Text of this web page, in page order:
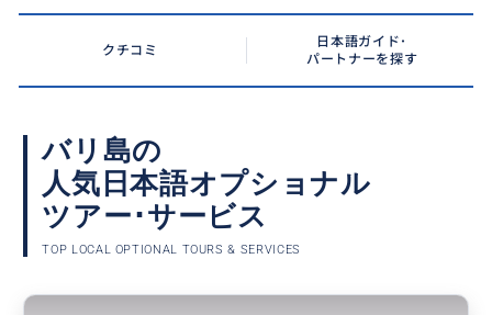
クチコミ
日本語ガイド･
パートナーを探す
バリ島の
人気日本語オプショナル
ツアー･サービス
TOP LOCAL OPTIONAL TOURS & SERVICES